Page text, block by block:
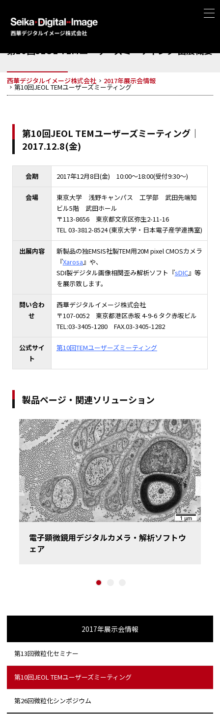
西華デジタルイメージ株式会社 2017年展示会情報
第10回JEOL TEMユーザーズミーティング
第10回JEOL TEMユーザーズミーティング 出展概要
第10回JEOL TEMユーザーズミーティング｜
2017.12.8(金)
会期 2017年12月8日(金) 10:00～18:00(受付9:30～)
会場
東京大学 浅野キャンパス 工学部 武田先端知
ビル5階 武田ホール
〒113-8656 東京都文京区弥生2-11-16
TEL 03-3812-8524 (東京大学・日本電子産学連携室)
出展内容
新製品の独EMSIS社製TEM用20M pixel CMOSカメラ
『Xarosa』や、
SDI製デジタル画像相関歪み解析ソフト『sDIC』等
を展示致します。
問い合わ
せ
西華デジタルイメージ株式会社
〒107-0052 東京都港区赤坂 4-9-6 タク赤坂ビル
TEL:03-3405-1280 FAX.03-3405-1282
公式サイ
ト
第10回TEMユーザーズミーティング
製品ページ・関連ソリューション
Previous
電子顕微鏡用デジタルカメラ・解析ソフトウ
ェア
2017年展示会情報
第13回微粒化セミナー
第10回JEOL TEMユーザーズミーティング
第26回微粒化シンポジウム